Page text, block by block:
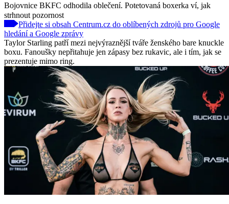
Bojovnice BKFC odhodila oblečení. Potetovaná boxerka ví, jak
strhnout pozornost
Přidejte si obsah Centrum.cz do oblíbených zdrojů pro Google
hledání a Google zprávy
Taylor Starling patří mezi nejvýraznější tváře ženského bare knuckle
boxu. Fanoušky nepřitahuje jen zápasy bez rukavic, ale i tím, jak se
prezentuje mimo ring.